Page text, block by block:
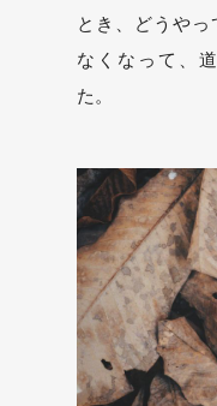
とき、どうや
なくなって、
た。